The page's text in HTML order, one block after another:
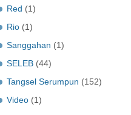
Red (1)
Rio (1)
Sanggahan (1)
SELEB (44)
Tangsel Serumpun (152)
Video (1)